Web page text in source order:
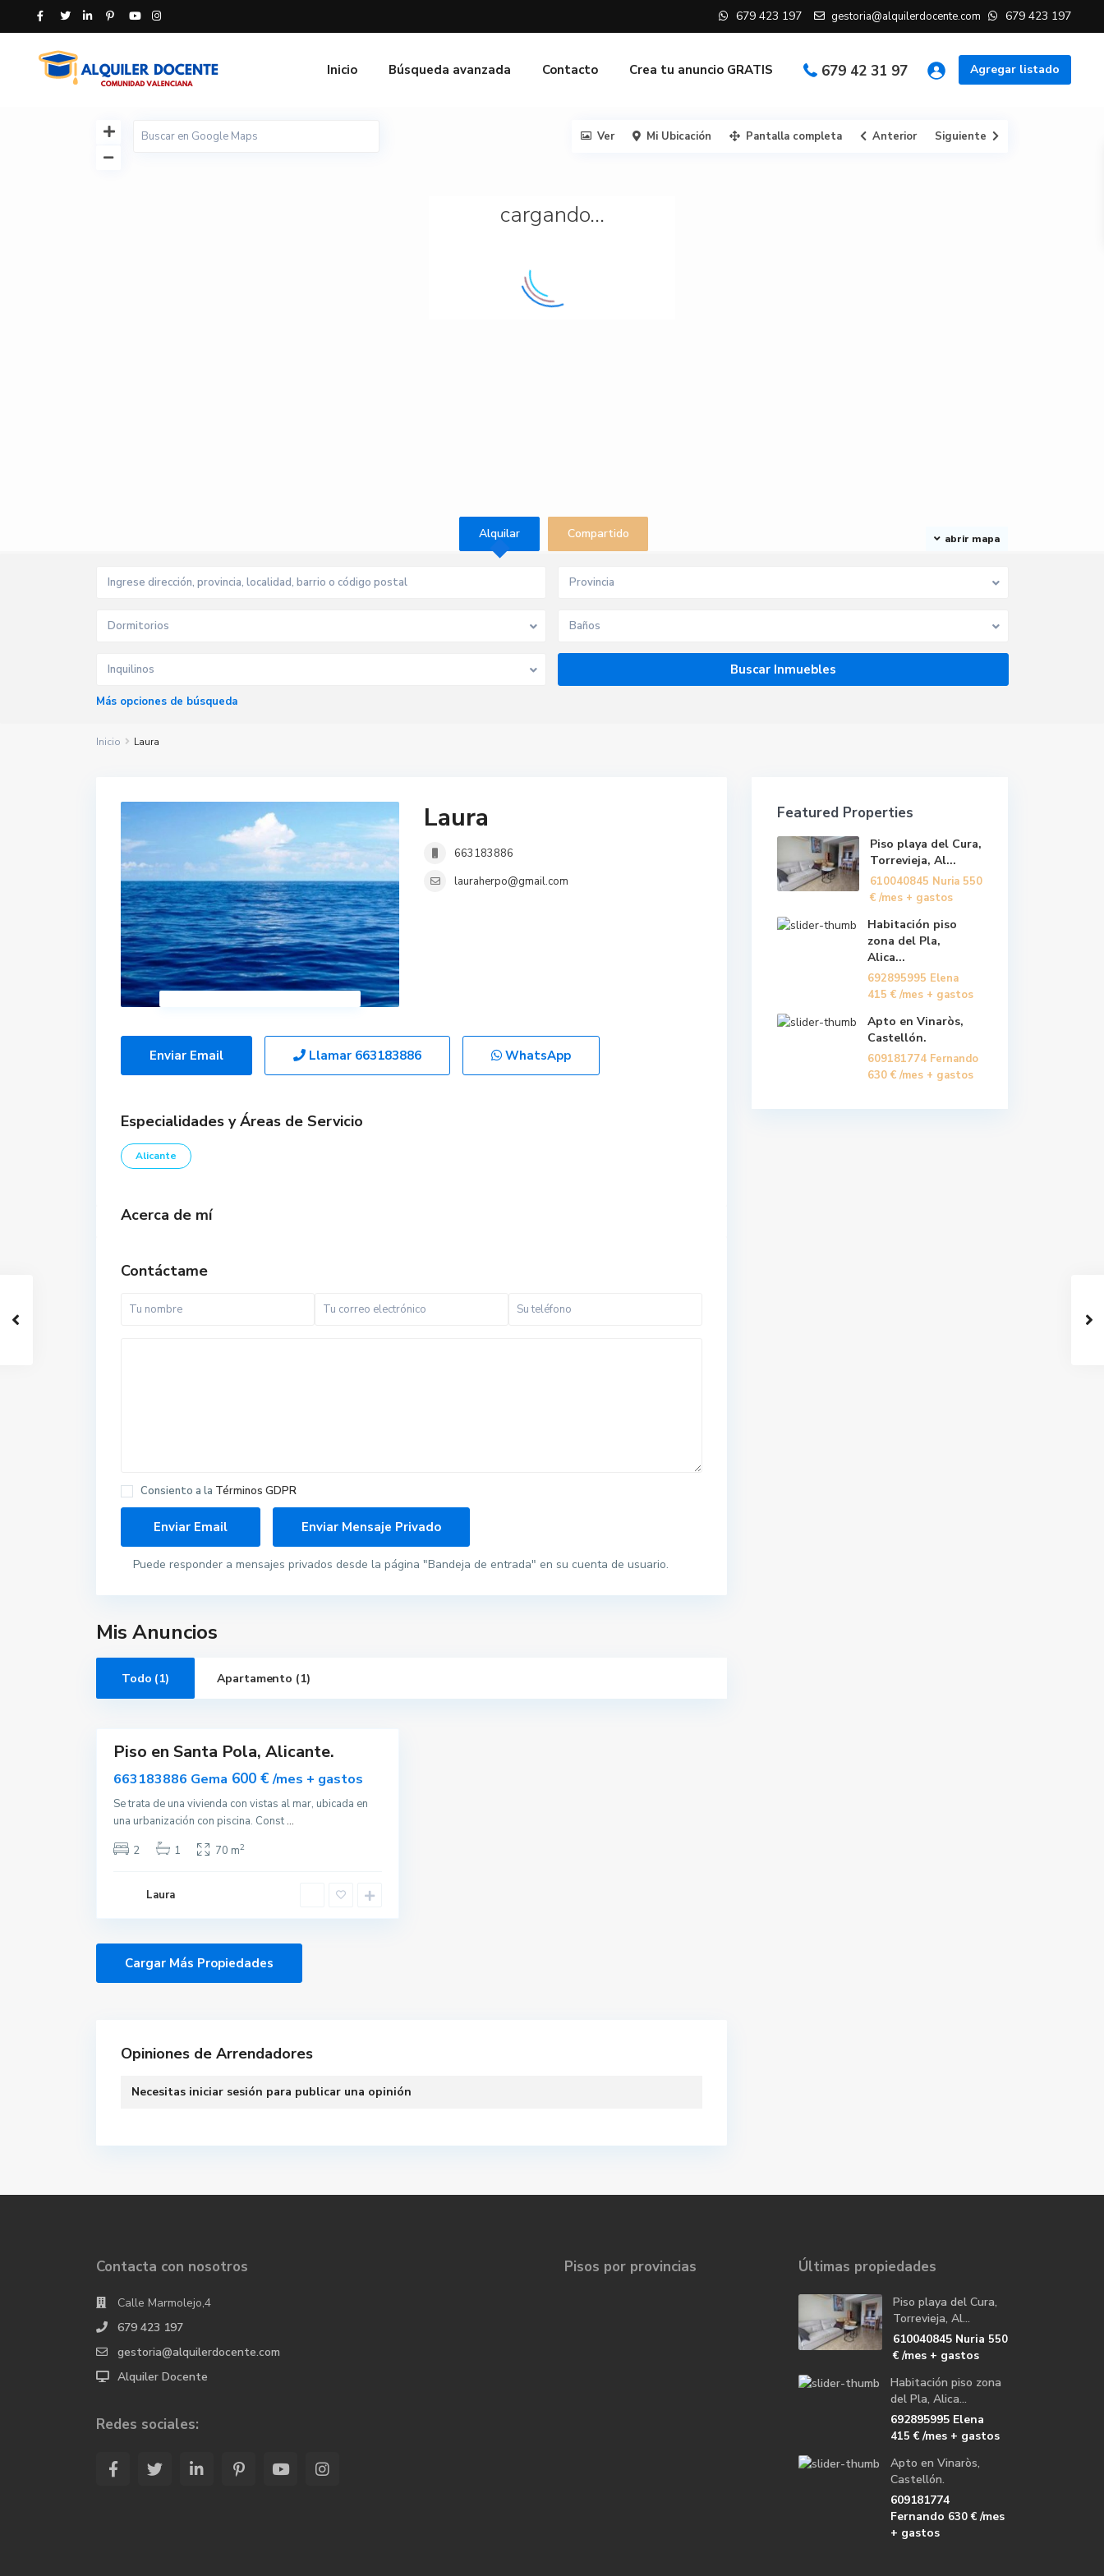
679 423 197 gestoria@alquilerdocente.com 679 423 197
Agregar listado
679 42 31 97
Inicio Búsqueda avanzada Contacto Crea tu anuncio GRATIS
cargando...
abrir mapa
Ver Mi Ubicación Pantalla completa Anterior Siguiente
Alquilar Compartido
Provincia
Dormitorios Baños
Inquilinos
Más opciones de búsqueda
Inicio Laura
Laura
663183886
lauraherpo@gmail.com
Enviar Email Llamar 663183886 WhatsApp
Especialidades y Áreas de Servicio
Alicante
Acerca de mí
Contáctame
Consiento a la Términos GDPR
Puede responder a mensajes privados desde la página "Bandeja de entrada" en su cuenta de usuario.
Mis Anuncios
Todo (1) Apartamento (1)
a
t
Piso en Santa Pola, Alicante.
663183886 Gema 600 €/mes + gastos
Se trata de una vivienda con vistas al mar, ubicada en
una urbanización con piscina. Const...
2
1 70 m2
Laura
Opiniones de Arrendadores
Necesitas iniciar sesión para publicar una opinión
Featured Properties
Piso playa del Cura,
Torrevieja, Al...
610040845 Nuria 550
€ /mes + gastos
Habitación piso
zona del Pla,
Alica...
692895995 Elena
415 € /mes + gastos
Apto en Vinaròs,
Castellón.
609181774 Fernando
630 € /mes + gastos
Contacta con nosotros
Calle Marmolejo,4
679 423 197
gestoria@alquilerdocente.com
Alquiler Docente
Redes sociales:
Pisos por provincias Últimas propiedades
Piso playa del Cura,
Torrevieja, Al...
610040845 Nuria 550
€/mes + gastos
Habitación piso zona
del Pla, Alica...
692895995 Elena
415 €/mes + gastos
Apto en Vinaròs,
Castellón.
609181774
Fernando 630 €/mes
+ gastos